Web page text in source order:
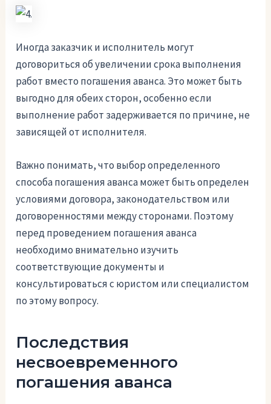
Иногда заказчик и исполнитель могут
договориться об увеличении срока выполнения
работ вместо погашения аванса. Это может быть
выгодно для обеих сторон, особенно если
выполнение работ задерживается по причине, не
зависящей от исполнителя.
Важно понимать, что выбор определенного
способа погашения аванса может быть определен
условиями договора, законодательством или
договоренностями между сторонами. Поэтому
перед проведением погашения аванса
необходимо внимательно изучить
соответствующие документы и
консультироваться с юристом или специалистом
по этому вопросу.
Последствия
несвоевременного
погашения аванса